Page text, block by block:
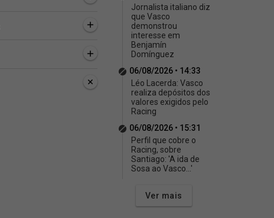
Jornalista italiano diz
que Vasco
demonstrou
interesse em
Benjamín
Domínguez
06/08/2026 • 14:33
Léo Lacerda: Vasco
realiza depósitos dos
valores exigidos pelo
Racing
06/08/2026 • 15:31
Perfil que cobre o
Racing, sobre
Santiago: 'A ida de
Sosa ao Vasco...'
Ver mais